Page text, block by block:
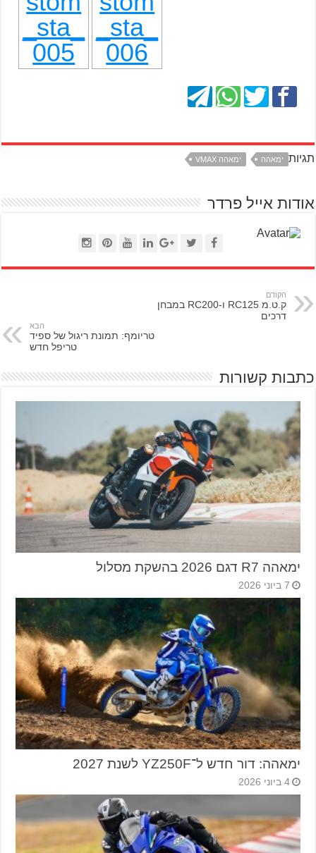
תגיות ימאהה ימאהה VMAX
אודות אייל פרדר
הקודם
ק.ט.מ RC125 ו-RC200 במבחן
דרכים
הבא
טריומף: תמונת ריגול של ספיד
טריפל חדש
כתבות קשורות
ימאהה R7 דגם 2026 בהשקת מסלול
7 ביוני 2026
ימאהה: דור חדש ל־YZ250F לשנת 2027
4 ביוני 2026